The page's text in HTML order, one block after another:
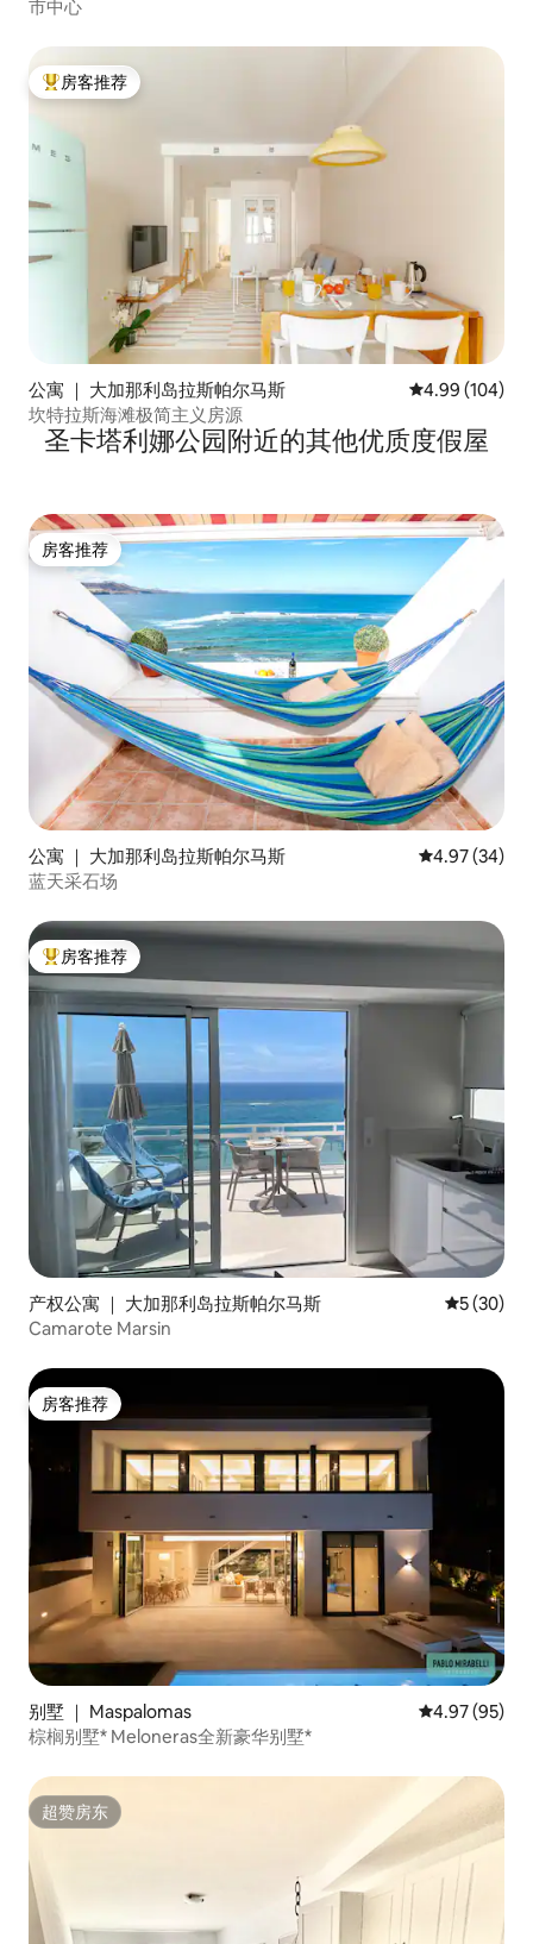
市中心
热门「房客推荐」
房客推荐
公寓 ｜ 大加那利岛拉斯帕尔马斯 平均评分 4.99
4.99 (104)
坎特拉斯海滩极简主义房源
圣卡塔利娜公园附近的其他优质度假屋
房客推荐
房客推荐
公寓 ｜ 大加那利岛拉斯帕尔马斯 平均评分
4.97 (34)
蓝天采石场
热门「房客推荐」
房客推荐
产权公寓 ｜ 大加那利岛拉斯帕尔马斯 平均评分
5 (30)
Camarote Marsin
房客推荐
房客推荐
别墅 ｜ Maspalomas 平均评分
4.97 (95)
棕榈别墅* Meloneras全新豪华别墅*
超赞房东
超赞房东